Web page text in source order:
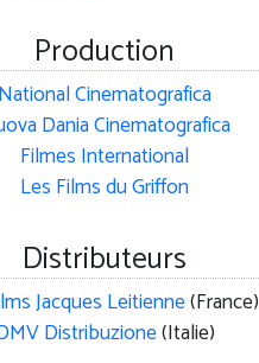
Production
National Cinematografica
Dania Cinematografica
Filmes International
Les Films du Griffon
Distributeurs
Jacques Leitienne(France)
Distribuzione(Italie)